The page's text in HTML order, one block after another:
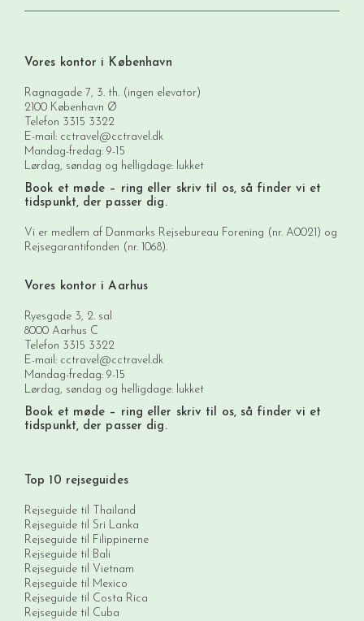
Vores kontor i København
Ragnagade 7, 3. th. (ingen elevator)
2100 København Ø
Telefon 3315 3322
E-mail: cctravel@cctravel.dk
Mandag-fredag: 9-15
Lørdag, søndag og helligdage: lukket
Book et møde – ring eller skriv til os, så finder vi et
tidspunkt, der passer dig.
Vi er medlem af Danmarks Rejsebureau Forening (nr. A0021) og
Rejsegarantifonden (nr. 1068).
Vores kontor i Aarhus
Ryesgade 3, 2. sal
8000 Aarhus C
Telefon 3315 3322
E-mail: cctravel@cctravel.dk
Mandag-fredag: 9-15
Lørdag, søndag og helligdage: lukket
Book et møde – ring eller skriv til os, så finder vi et
tidspunkt, der passer dig.
Top 10 rejseguides
Rejseguide til Thailand
Rejseguide til Sri Lanka
Rejseguide til Filippinerne
Rejseguide til Bali
Rejseguide til Vietnam
Rejseguide til Mexico
Rejseguide til Costa Rica
Rejseguide til Cuba